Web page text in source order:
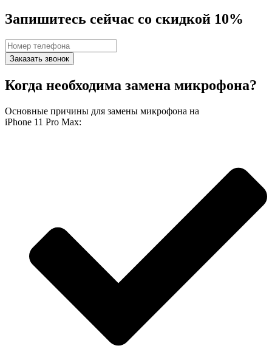
Запишитесь сейчас со скидкой 10%
Заказать звонок
Когда необходима замена микрофона?
Основные причины для замены микрофона на
iPhone 11 Pro Max: